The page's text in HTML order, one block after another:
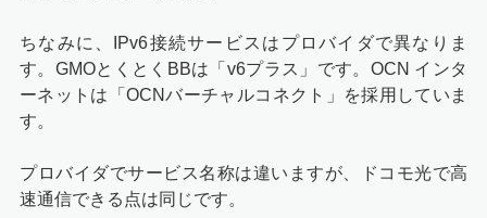
ちなみに、IPv6接続サービスはプロバイダで異なりま
す。GMOとくとくBBは「v6プラス」です。OCN インタ
ーネットは「OCNバーチャルコネクト」を採用していま
す。
プロバイダでサービス名称は違いますが、ドコモ光で高
速通信できる点は同じです。